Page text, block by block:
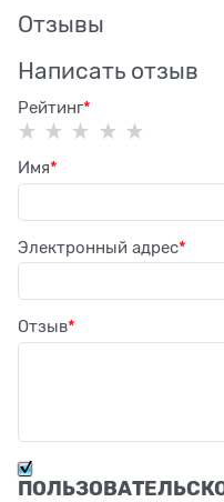
Отзывы
Написать отзыв
Рейтинг
Имя
Электронный адрес
Отзыв